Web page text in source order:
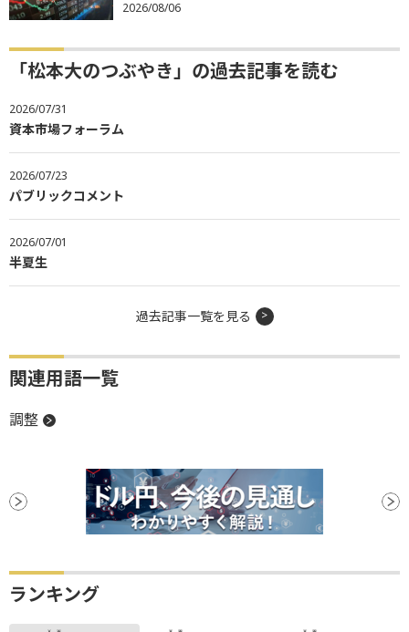
2026/08/06
「松本大のつぶやき」の過去記事を読む
2026/07/31
資本市場フォーラム
2026/07/23
パブリックコメント
2026/07/01
半夏生
過去記事一覧を見る
関連用語一覧
調整
ランキング